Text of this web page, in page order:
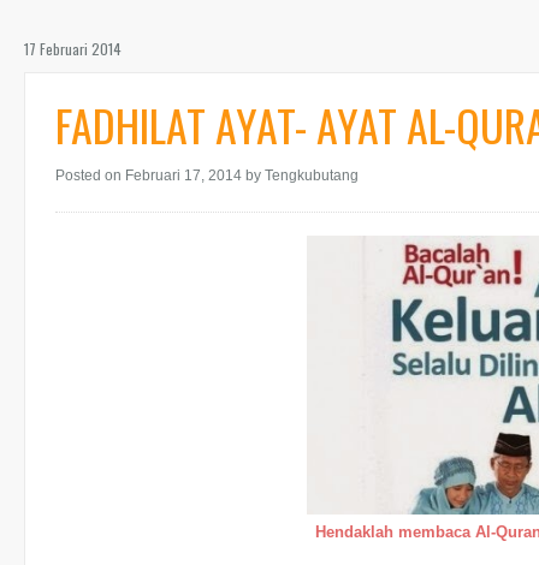
17 Februari 2014
FADHILAT AYAT- AYAT AL-
Posted on Februari 17, 2014 by Tengkubutang
Hendaklah membaca Al-